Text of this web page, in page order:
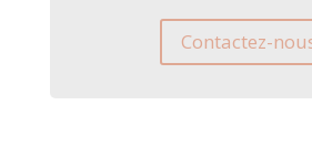
Contactez-